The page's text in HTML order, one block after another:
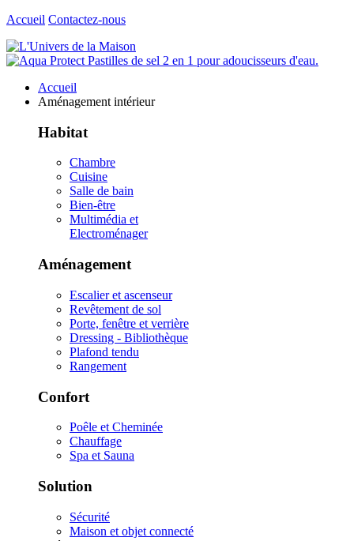
Accueil Contactez-nous
Accueil
Aménagement intérieur
Habitat
Chambre
Cuisine
Salle de bain
Bien-être
Multimédia et
Electroménager
Aménagement
Escalier et ascenseur
Revêtement de sol
Porte, fenêtre et verrière
Dressing - Bibliothèque
Plafond tendu
Rangement
Confort
Poêle et Cheminée
Chauffage
Spa et Sauna
Solution
Sécurité
Maison et objet connecté